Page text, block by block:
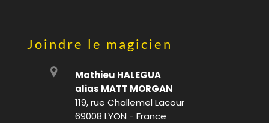
Joindre le magicien
Mathieu HALEGUA
alias MATT MORGAN
119, rue Challemel Lacour
69008 LYON - France